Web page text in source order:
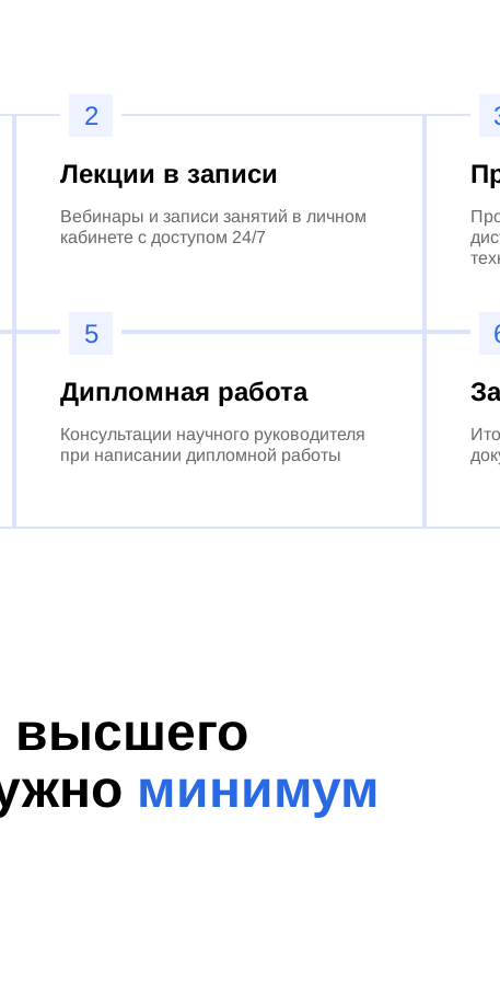
2
Лекции в записи
Вебинары и записи занятий в личном
кабинете с доступом 24/7
5
Дипломная работа
Консультации научного руководителя
при написании дипломной работы
высшего
минимум